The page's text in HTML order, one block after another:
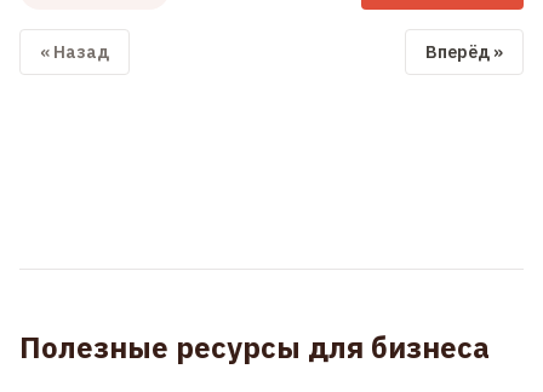
« Назад Вперёд »
Полезные ресурсы для бизнеса